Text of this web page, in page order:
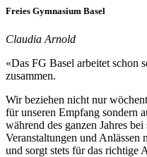
Freies Gymnasium Basel
Claudia Arnold
«Das FG Basel arbeitet schon
zusammen.
Wir beziehen nicht nur
für unseren Empfang sondern
während des ganzen Jahres
Veranstaltungen und Anlässen
und sorgt stets für das richtige